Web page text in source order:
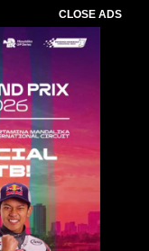
CLOSE ADS